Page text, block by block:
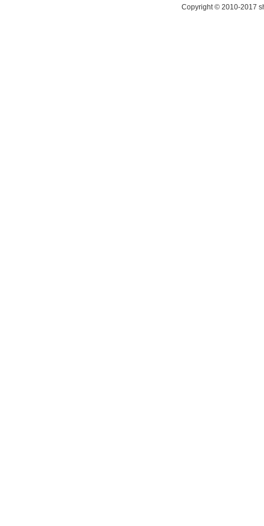
Copyright © 2010-2017